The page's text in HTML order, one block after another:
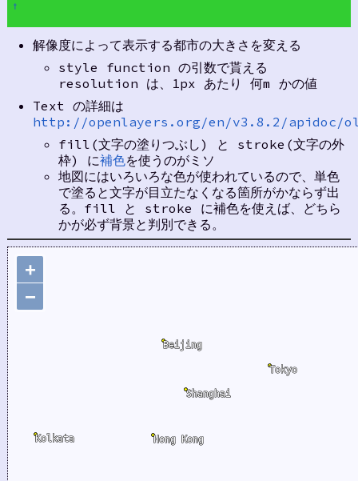
†
解像度によって表示する都市の大きさを変える
style function の引数で貰える
resolution は、1px あたり 何m かの値
Text の詳細は
http://openlayers.org/en/v3.8.2/apidoc/
fill(文字の塗りつぶし) と stroke(文字の外
枠) に補色を使うのがミソ
地図にはいろいろな色が使われているので、単色
で塗ると文字が目立たなくなる箇所がかならず出
る。fill と stroke に補色を使えば、どちら
かが必ず背景と判別できる。